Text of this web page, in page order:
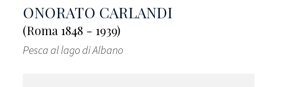
ONORATO CARLANDI
(Roma 1848 - 1939)
Pesca al lago di Albano